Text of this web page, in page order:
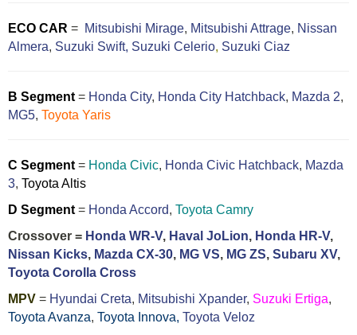
ECO CAR = Mitsubishi Mirage, Mitsubishi Attrage, Nissan
Almera, Suzuki Swift, Suzuki Celerio, Suzuki Ciaz
B Segment = Honda City, Honda City Hatchback, Mazda 2,
MG5, Toyota Yaris
C Segment = Honda Civic, Honda Civic Hatchback, Mazda
3, Toyota Altis
D Segment = Honda Accord, Toyota Camry
Crossover = Honda WR-V, Haval JoLion, Honda HR-V,
Nissan Kicks, Mazda CX-30, MG VS, MG ZS, Subaru XV,
Toyota Corolla Cross
MPV = Hyundai Creta, Mitsubishi Xpander, Suzuki Ertiga,
Toyota Avanza, Toyota Innova, Toyota Veloz